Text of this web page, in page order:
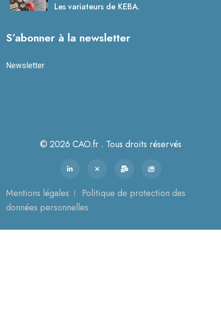
Les variateurs de KEBA.
S’abonner à la newsletter
Newsletter
© 2026 CAO.fr . Tous droits réservés
Mentions légales
Politique de protection des
données personnelles